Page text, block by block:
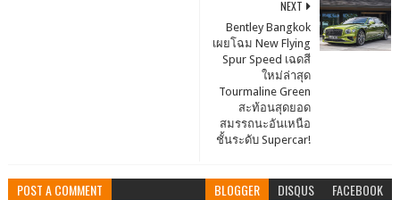
NEXT
Bentley Bangkok
เผยโฉม New Flying
Spur Speed เฉดสี
ใหม่ล่าสุด
Tourmaline Green
สะท้อนสุดยอด
สมรรถนะอันเหนือ
ชั้นระดับ Supercar!
POST A COMMENT BLOGGER DISQUS FACEBOOK